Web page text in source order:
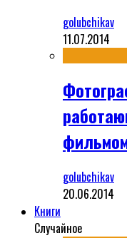
golubchikav
11.07.2014
golubchikav
20.06.2014
Книги
Случайное